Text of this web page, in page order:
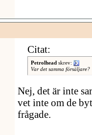
Citat:
Petrolheadskrev:
Var det samma försäljare?
Nej, det är inte
vet inte om de
frågade.